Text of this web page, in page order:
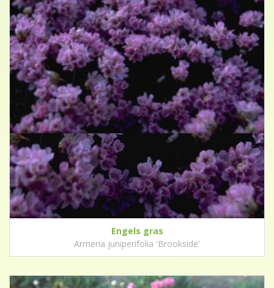
Engels gras
Armeria juniperifolia 'Brookside'